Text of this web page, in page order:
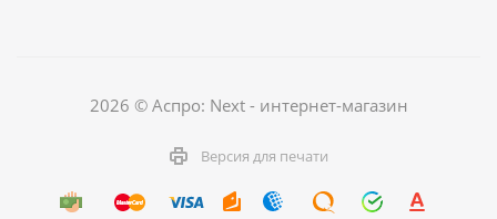
2026 © Аспро: Next - интернет-магазин
Версия для печати